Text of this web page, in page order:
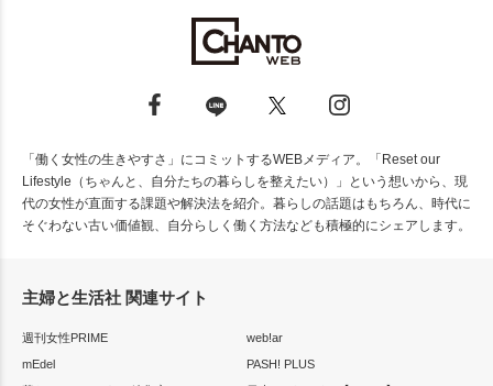
「働く女性の生きやすさ」にコミットするWEBメディア。「Reset our
Lifestyle（ちゃんと、自分たちの暮らしを整えたい）」という想いから、現
代の女性が直面する課題や解決法を紹介。暮らしの話題はもちろん、時代に
そぐわない古い価値観、自分らしく働く方法なども積極的にシェアします。
主婦と生活社 関連サイト
週刊女性PRIME
web!ar
mEdel
PASH! PLUS